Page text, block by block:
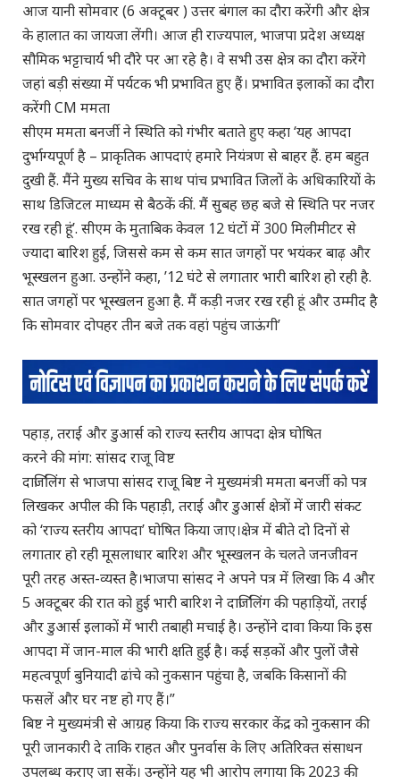
आज यानी सोमवार (6 अक्टूबर ) उत्तर बंगाल का दौरा करेंगी और क्षेत्र
के हालात का जायजा लेंगी। आज ही राज्यपाल, भाजपा प्रदेश अध्यक्ष
सौमिक भट्टाचार्य भी दौरे पर आ रहे है। वे सभी उस क्षेत्र का दौरा करेंगे
जहां बड़ी संख्या में पर्यटक भी प्रभावित हुए हैं। प्रभावित इलाकों का दौरा
करेंगी CM ममता
सीएम ममता बनर्जी ने स्थिति को गंभीर बताते हुए कहा ‘यह आपदा
दुर्भाग्यपूर्ण है – प्राकृतिक आपदाएं हमारे नियंत्रण से बाहर हैं. हम बहुत
दुखी हैं. मैंने मुख्य सचिव के साथ पांच प्रभावित जिलों के अधिकारियों के
साथ डिजिटल माध्यम से बैठकें कीं. मैं सुबह छह बजे से स्थिति पर नजर
रख रही हूं’. सीएम के मुताबिक केवल 12 घंटों में 300 मिलीमीटर से
ज्यादा बारिश हुई, जिससे कम से कम सात जगहों पर भयंकर बाढ़ और
भूस्खलन हुआ. उन्होंने कहा, ’12 घंटे से लगातार भारी बारिश हो रही है.
सात जगहों पर भूस्खलन हुआ है. मैं कड़ी नजर रख रही हूं और उम्मीद है
कि सोमवार दोपहर तीन बजे तक वहां पहुंच जाऊंगी’
पहाड़, तराई और डुआर्स को राज्य स्तरीय आपदा क्षेत्र घोषित
करने की मांग: सांसद राजू विष्ट
दार्जिलिंग से भाजपा सांसद राजू बिष्ट ने मुख्यमंत्री ममता बनर्जी को पत्र
लिखकर अपील की कि पहाड़ी, तराई और डुआर्स क्षेत्रों में जारी संकट
को ‘राज्य स्तरीय आपदा’ घोषित किया जाए।क्षेत्र में बीते दो दिनों से
लगातार हो रही मूसलाधार बारिश और भूस्खलन के चलते जनजीवन
पूरी तरह अस्त-व्यस्त है।भाजपा सांसद ने अपने पत्र में लिखा कि 4 और
5 अक्टूबर की रात को हुई भारी बारिश ने दार्जिलिंग की पहाड़ियों, तराई
और डुआर्स इलाकों में भारी तबाही मचाई है। उन्होंने दावा किया कि‍ इस
आपदा में जान-माल की भारी क्षति हुई है। कई सड़कों और पुलों जैसे
महत्वपूर्ण बुनियादी ढांचे को नुकसान पहुंचा है, जबकि किसानों की
फसलें और घर नष्ट हो गए हैं।”
बिष्ट ने मुख्यमंत्री से आग्रह किया कि राज्य सरकार केंद्र को नुकसान की
पूरी जानकारी दे ताकि राहत और पुनर्वास के लिए अतिरिक्त संसाधन
उपलब्ध कराए जा सकें। उन्होंने यह भी आरोप लगाया कि 2023 की